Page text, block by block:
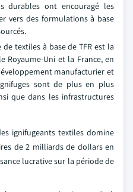
durables ont encouragé les
vers des formulations à base
textiles à base de TFR est la
Royaume-Uni et la France, en
manufacturier et
sont de plus en plus
que dans les infrastructures
ignifugeants textiles domine
de 2 milliards de dollars en
lucrative sur la période de